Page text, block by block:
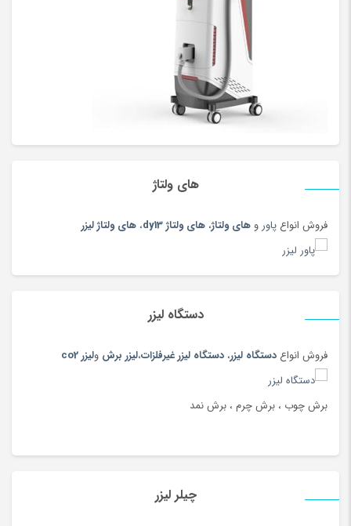
های ولتاژ
فروش انواع پاور و های ولتاژ، های ولتاژ dy13 ، های ولتاژ لیزر
دستگاه لیزر
فروش انواع دستگاه لیزر، دستگاه لیزر غیرفلزات،لیزر برش ولیزر co2
برش چوب ، برش چرم ، برش نمد
چیلر لیزر